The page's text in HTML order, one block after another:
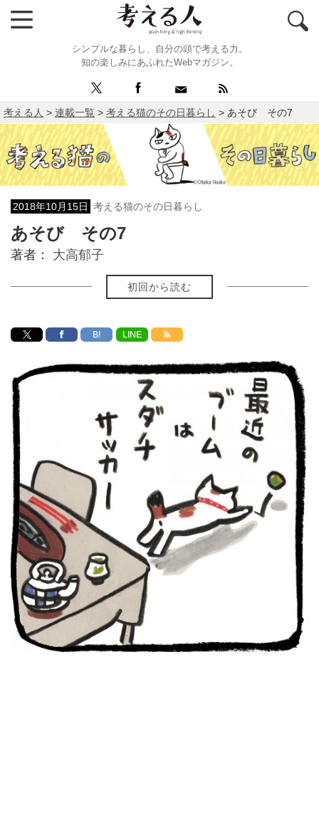
シンプルな暮らし、自分の頭で考える力。
知の楽しみにあふれたWebマガジン。
考える人 > 連載一覧 > 考える猫のその日暮らし > あそび その7
2018年10月15日 考える猫のその日暮らし
あそび その7
著者： 大高郁子
初回から読む
B! LINE